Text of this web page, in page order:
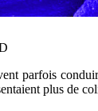
parfois
plus de